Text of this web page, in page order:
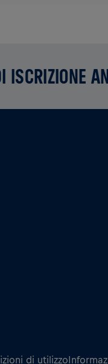
di utilizzo